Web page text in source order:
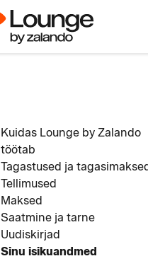
Kuidas Lounge by Zalando
töötab
Tagastused ja
Tellimused
Maksed
Saatmine ja tarne
Uudiskirjad
Sinu isikuandmed